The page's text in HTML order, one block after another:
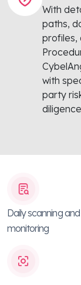
With
paths,
profiles,
with
party
Daily scanning and
monitoring